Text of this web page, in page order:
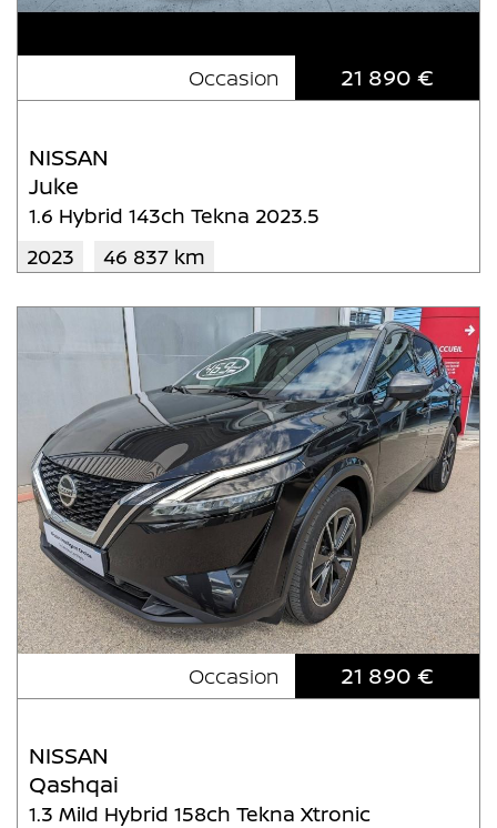
Occasion 21 890 €
NISSAN
Juke
1.6 Hybrid 143ch Tekna 2023.5
2023
46 837 km
Occasion 21 890 €
NISSAN
Qashqai
1.3 Mild Hybrid 158ch Tekna Xtronic